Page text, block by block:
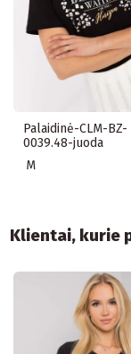
Palaidinė-CLM-BZ-
0039.48-juoda
M
Klientai, kurie